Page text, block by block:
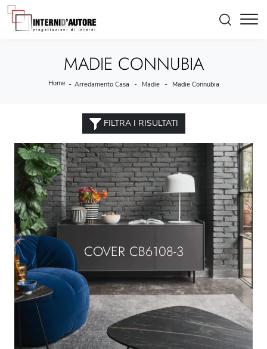
MADIE CONNUBIA
Home - Arredamento Casa - Madie - Madie Connubia
FILTRA I RISULTATI
COVER CB6108-3